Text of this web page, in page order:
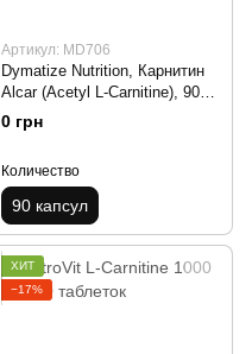
Артикул: MD706
Dymatize Nutrition, Карнитин
Alcar (Acetyl L-Carnitine), 90
капсул
0 грн
Количество
90 капсул
ХИТ
−17%